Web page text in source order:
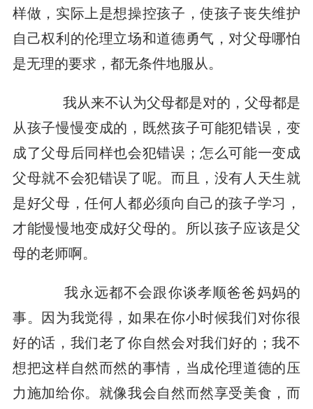
样做，实际上是想操控孩子，使孩子丧失维护
自己权利的伦理立场和道德勇气，对父母哪怕
是无理的要求，都无条件地服从。
我从来不认为父母都是对的，父母都是
从孩子慢慢变成的，既然孩子可能犯错误，变
成了父母后同样也会犯错误；怎么可能一变成
父母就不会犯错误了呢。而且，没有人天生就
是好父母，任何人都必须向自己的孩子学习，
才能慢慢地变成好父母的。所以孩子应该是父
母的老师啊。
我永远都不会跟你谈孝顺爸爸妈妈的
事。因为我觉得，如果在你小时候我们对你很
好的话，我们老了你自然会对我们好的；我不
想把这样自然而然的事情，当成伦理道德的压
力施加给你。就像我会自然而然享受美食，而